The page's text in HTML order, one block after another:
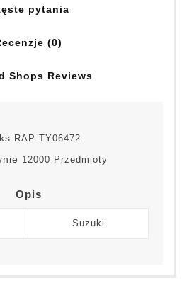
pytania
(0)
Shops Reviews
RAP-TY06472
12000 Przedmioty
Opis
Suzuki